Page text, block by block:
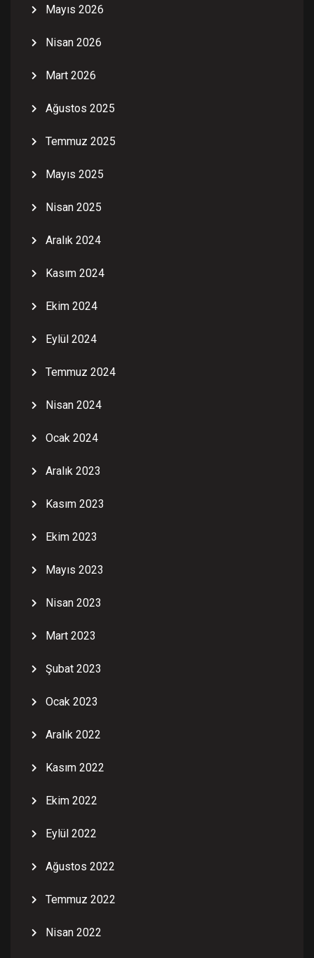
Mayıs 2026
Nisan 2026
Mart 2026
Ağustos 2025
Temmuz 2025
Mayıs 2025
Nisan 2025
Aralık 2024
Kasım 2024
Ekim 2024
Eylül 2024
Temmuz 2024
Nisan 2024
Ocak 2024
Aralık 2023
Kasım 2023
Ekim 2023
Mayıs 2023
Nisan 2023
Mart 2023
Şubat 2023
Ocak 2023
Aralık 2022
Kasım 2022
Ekim 2022
Eylül 2022
Ağustos 2022
Temmuz 2022
Nisan 2022